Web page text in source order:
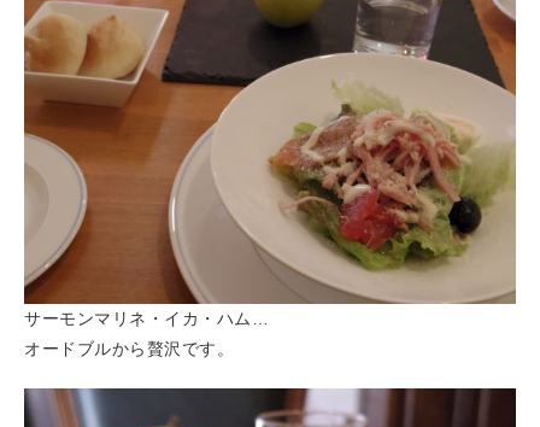
サーモンマリネ・イカ・ハム…
オードブルから贅沢です。